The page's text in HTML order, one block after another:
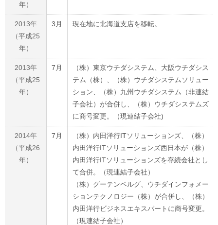
年）
2013年
（平成25
年）
3月 現在地に北海道支店を移転。
2013年
（平成25
年）
7月
（株）東京ウチダシステム、大阪ウチダシス
テム（株）、（株）ウチダシステムソリュー
ション、（株）九州ウチダシステム（非連結
子会社）が合併し、（株）ウチダシステムズ
に商号変更。（現連結子会社)
2014年
（平成26
年）
7月
（株）内田洋行ITソリューションズ、（株）
内田洋行ITソリューションズ西日本が（株）
内田洋行ITソリューションズを存続会社とし
て合併。（現連結子会社）
（株）グーテンベルグ、ウチダインフォメー
ションテクノロジー（株）が合併し、（株）
内田洋行ビジネスエキスパートに商号変更。
（現連結子会社）